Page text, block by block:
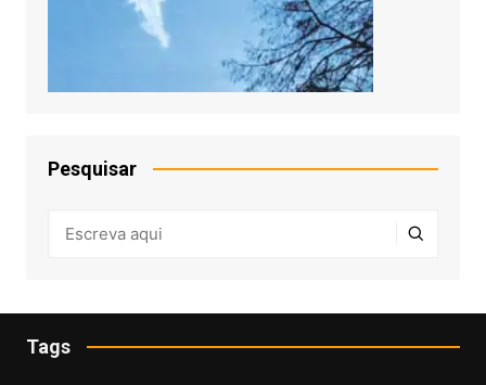
Pesquisar
Tags